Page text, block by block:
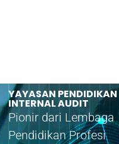
YAYASAN PENDIDIKAN
INTERNAL AUDIT
Pionir dari Lembaga
Pendidikan Profesi